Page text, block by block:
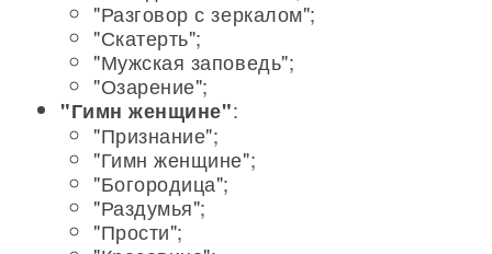
"Разговор с зеркалом";
"Скатерть";
"Мужская заповедь";
"Озарение";
"Гимн женщине":
"Признание";
"Гимн женщине";
"Богородица";
"Раздумья";
"Прости";